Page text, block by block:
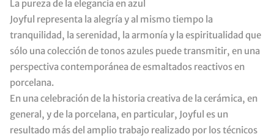
La pureza de la elegancia en azul
Joyful representa la alegría y al mismo tiempo la
tranquilidad, la serenidad, la armonía y la espiritualidad que
sólo una colección de tonos azules puede transmitir, en una
perspectiva contemporánea de esmaltados reactivos en
porcelana.
En una celebración de la historia creativa de la cerámica, en
general, y de la porcelana, en particular, Joyful es un
resultado más del amplio trabajo realizado por los técnicos